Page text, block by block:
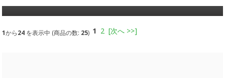
1から24 を表示中 (商品の数: 25) 1 2 [次へ >>]